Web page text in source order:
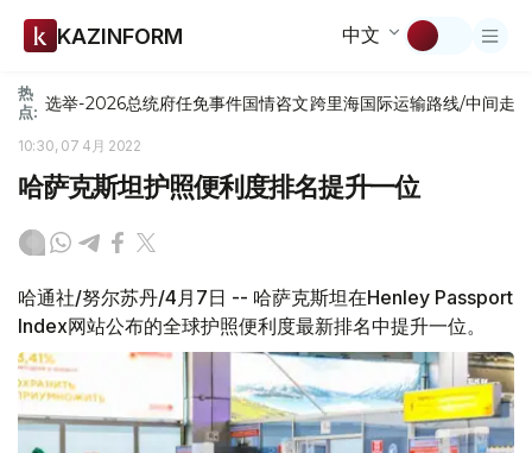
KAZINFORM 中文
热
点: 选举-2026总统府任免事件国情咨文跨里海国际运输路线/中间走廊
10:30, 07 4月 2022
哈萨克斯坦护照便利度排名提升一位
哈通社/努尔苏丹/4月7日 -- 哈萨克斯坦在Henley Passport
Index网站公布的全球护照便利度最新排名中提升一位。